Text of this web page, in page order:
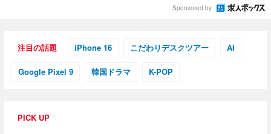
Sponsored by
注目の話題 iPhone 16 こだわりデスクツアー AI
Google Pixel 9 韓国ドラマ K-POP
PICK UP